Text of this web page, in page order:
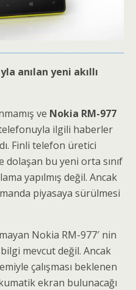
anılan yeni akıllı
ve Nokia RM-977
telefonuyla ilgili haberler
Finli telefon üretici
bu yeni orta sınıf
yapılmış değil. Ancak
piyasaya sürülmesi
Nokia RM-977′ nin
mevcut değil. Ancak
çalışması beklenen
ekran bulunacağı